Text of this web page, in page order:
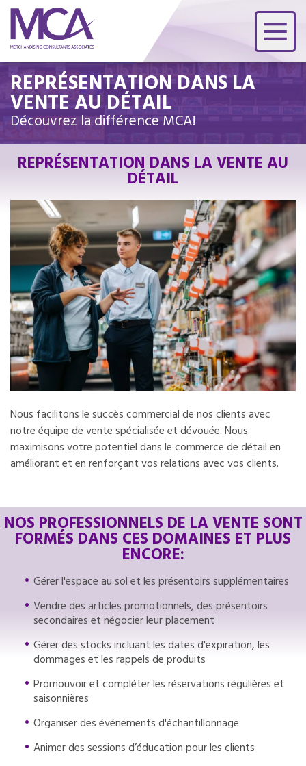
REPRÉSENTATION DANS LA
VENTE AU DÉTAIL
Découvrez la différence MCA!
REPRÉSENTATION DANS LA VENTE AU
DÉTAIL
Nous facilitons le succès commercial de nos clients avec
notre équipe de vente spécialisée et dévouée. Nous
maximisons votre potentiel dans le commerce de détail en
améliorant et en renforçant vos relations avec vos clients.
NOS PROFESSIONNELS DE LA VENTE SONT
FORMÉS DANS CES DOMAINES ET PLUS
ENCORE:
Gérer l'espace au sol et les présentoirs supplémentaires
Vendre des articles promotionnels, des présentoirs
secondaires et négocier leur placement
Gérer des stocks incluant les dates d'expiration, les
dommages et les rappels de produits
Promouvoir et compléter les réservations régulières et
saisonnières
Organiser des événements d'échantillonnage
Animer des sessions d’éducation pour les clients